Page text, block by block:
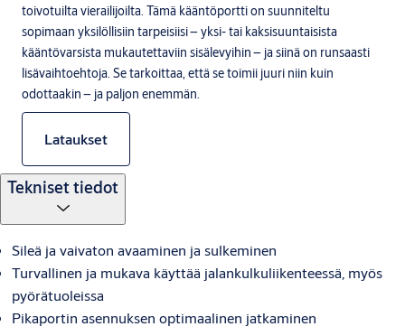
toivotuilta vierailijoilta. Tämä kääntöportti on suunniteltu
sopimaan yksilöllisiin tarpeisiisi – yksi- tai kaksisuuntaisista
kääntövarsista mukautettaviin sisälevyihin – ja siinä on runsaasti
lisävaihtoehtoja. Se tarkoittaa, että se toimii juuri niin kuin
odottaakin – ja paljon enemmän.
Lataukset
Tekniset tiedot
Sileä ja vaivaton avaaminen ja sulkeminen
Turvallinen ja mukava käyttää jalankulkuliikenteessä, myös
pyörätuoleissa
Pikaportin asennuksen optimaalinen jatkaminen